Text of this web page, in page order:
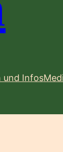
und Infos